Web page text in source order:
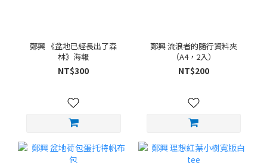
鄭興 《盆地已經長出了森
林》海報
NT$300
鄭興 流浪者的隨行資料夾
（A4，2入）
NT$200